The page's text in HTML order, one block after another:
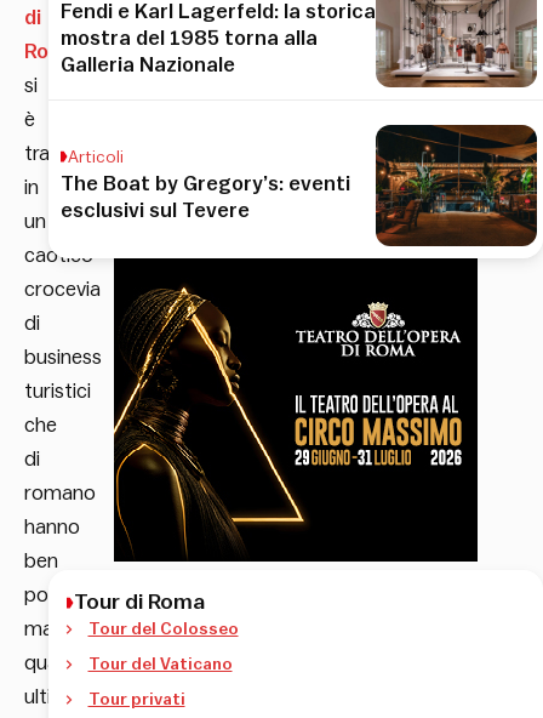
di
Roma
si
è
trasformato
in
un
caotico
crocevia
di
business
turistici
che
di
romano
hanno
ben
poco,
ma
qualche
ultimo
Fendi e Karl Lagerfeld: la storica
mostra del 1985 torna alla
Galleria Nazionale
Articoli
The Boat by Gregory’s: eventi
esclusivi sul Tevere
Tour di Roma
Tour del Colosseo
Tour del Vaticano
Tour privati